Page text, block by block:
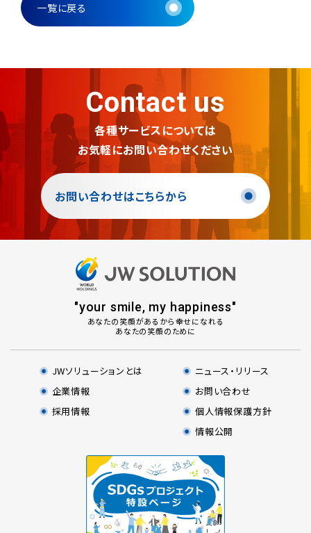
一覧に戻る
Contact us
各種サービスについては
お気軽にお問い合わせください
お問い合わせはこちらから
"your smile, my happiness"
あなたの笑顔があるから幸せになれる
あなたの笑顔のために
JWソリューションとは
企業情報
採用情報
ニュース・リリース
お問い合わせ
個人情報保護方針
情報公開